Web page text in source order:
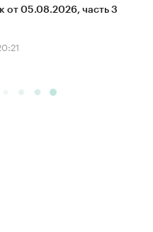
от 05.08.2026, часть 3